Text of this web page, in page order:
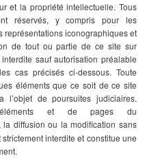
et la propriété intellectuelle. Tous
réservés, y compris pour les
représentations iconographiques et
de tout ou partie de ce site sur
sauf autorisation préalable
cas précisés ci-dessous. Toute
éléments que ce soit de ce site
l’objet de poursuites judiciaires.
et de pages du
la diffusion ou la modification sans
interdite et constitue une